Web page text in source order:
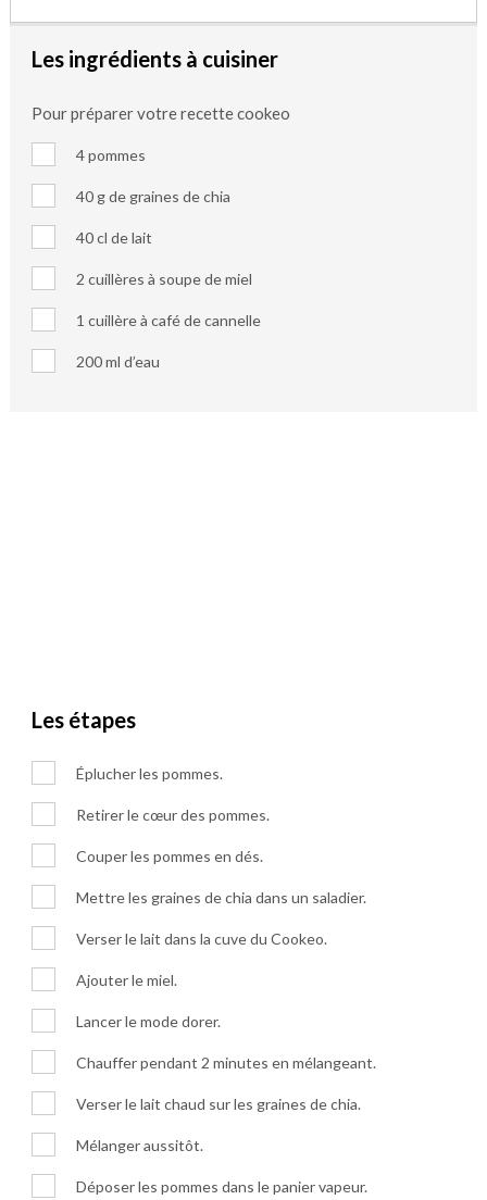
Les ingrédients à cuisiner
Pour préparer votre recette cookeo
4 pommes
40 g de graines de chia
40 cl de lait
2 cuillères à soupe de miel
1 cuillère à café de cannelle
200 ml d’eau
Les étapes
Éplucher les pommes.
Retirer le cœur des pommes.
Couper les pommes en dés.
Mettre les graines de chia dans un saladier.
Verser le lait dans la cuve du Cookeo.
Ajouter le miel.
Lancer le mode dorer.
Chauffer pendant 2 minutes en mélangeant.
Verser le lait chaud sur les graines de chia.
Mélanger aussitôt.
Déposer les pommes dans le panier vapeur.